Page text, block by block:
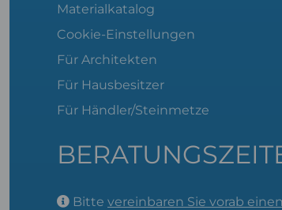
Materialkatalog
Cookie-Einstellungen
Für Architekten
Für Hausbesitzer
Für Händler/Steinmetze
Bitte vereinbaren Sie vorab